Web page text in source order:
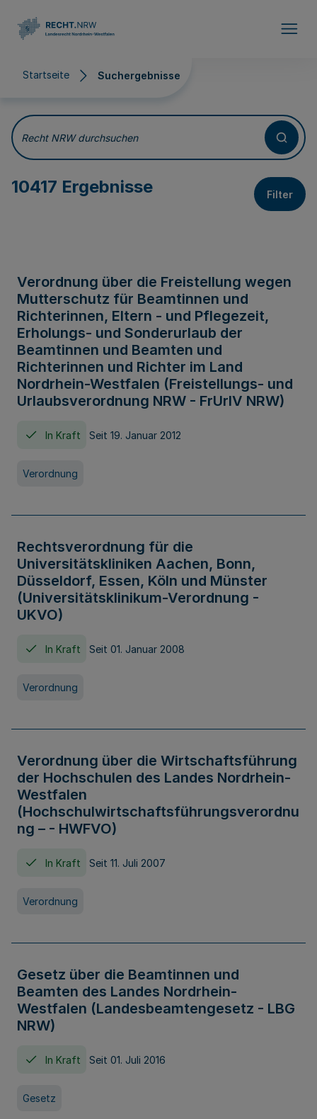
Startseite Suchergebnisse
Suchergebnisse
Recht NRW durchsuchen
10417 Ergebnisse Filter
Verordnung über die Freistellung wegen
Mutterschutz für Beamtinnen und
Richterinnen, Eltern - und Pflegezeit,
Erholungs- und Sonderurlaub der
Beamtinnen und Beamten und
Richterinnen und Richter im Land
Nordrhein-Westfalen (Freistellungs- und
Urlaubsverordnung NRW - FrUrlV NRW)
In Kraft Seit 19. Januar 2012
Verordnung
Rechtsverordnung für die
Universitätskliniken Aachen, Bonn,
Düsseldorf, Essen, Köln und Münster
(Universitätsklinikum-Verordnung -
UKVO)
In Kraft Seit 01. Januar 2008
Verordnung
Verordnung über die Wirtschaftsführung
der Hochschulen des Landes Nordrhein-
Westfalen
(Hochschulwirtschaftsführungsverordnu
ng – - HWFVO)
In Kraft Seit 11. Juli 2007
Verordnung
Gesetz über die Beamtinnen und
Beamten des Landes Nordrhein-
Westfalen (Landesbeamtengesetz - LBG
NRW)
In Kraft Seit 01. Juli 2016
Gesetz